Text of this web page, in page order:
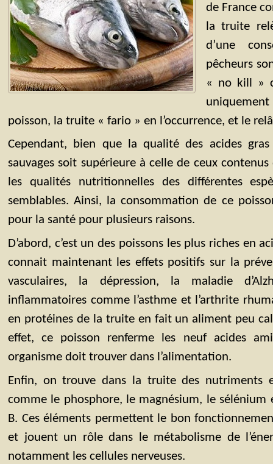
de France
la truite
d’une
pêcheurs
« no kill »
uniquement
poisson, la truite « fario » en l’occurrence, et le
Cependant, bien que la qualité des acides
sauvages soit supérieure à celle de ceux contenus
les qualités nutritionnelles des différentes
semblables. Ainsi, la consommation de ce
pour la santé pour plusieurs raisons.
D’abord, c’est un des poissons les plus riches en
connait maintenant les effets positifs sur la
vasculaires, la dépression, la maladie
inflammatoires comme l’asthme et l’arthrite
en protéines de la truite en fait un aliment peu
effet, ce poisson renferme les neuf acides
organisme doit trouver dans l’alimentation.
Enfin, on trouve dans la truite des nutriments
comme le phosphore, le magnésium, le sélénium
B. Ces éléments permettent le bon
et jouent un rôle dans le métabolisme de
notamment les cellules nerveuses.